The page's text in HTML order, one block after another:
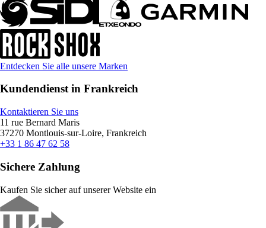
Entdecken Sie alle unsere Marken
Kundendienst in Frankreich
Kontaktieren Sie uns
11 rue Bernard Maris
37270 Montlouis-sur-Loire, Frankreich
+33 1 86 47 62 58
Sichere Zahlung
Kaufen Sie sicher auf unserer Website ein